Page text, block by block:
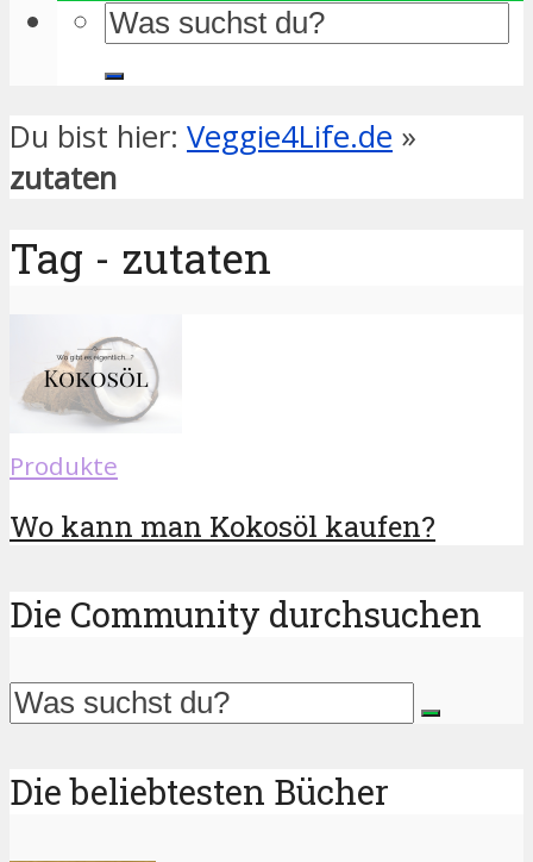
Du bist hier: Veggie4Life.de »
zutaten
Tag - zutaten
Produkte
Wo kann man Kokosöl kaufen?
Die Community durchsuchen
Die beliebtesten Bücher